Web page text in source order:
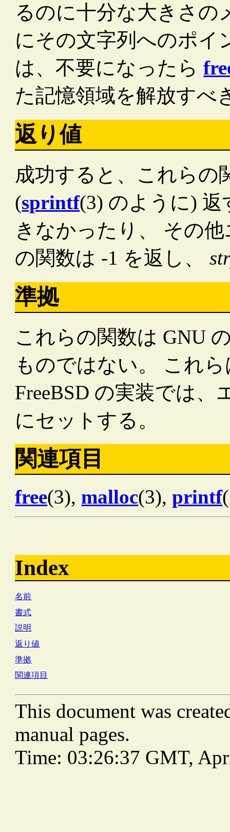
るのに十分な大きさの
にその文字列へのポイ
は、不要になったら
た記憶領域を解放すべ
返り値
成功すると、これらの
(sprintf(3) のように)
きなかったり、 その
の関数は -1 を返し、
準拠
これらの関数は GNU
ものではない。 これ
FreeBSD の実装では
にセットする。
関連項目
free(3), malloc(3),printf
Index
名前
書式
説明
返り値
準拠
関連項目
This document was
manual pages.
Time: 03:26:37 GMT,